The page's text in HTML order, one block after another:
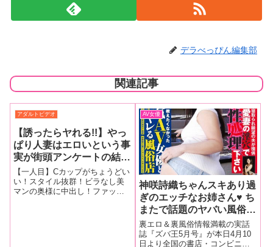
デラべっぴん編集部
関連記事
アダルトビデオ
【誘ったらヤれる!!】やっ
ぱり人妻はエロいという事
実が街頭アンケートの結果
で確定！！
【一人目】Cカップがちょうどい
い！スタイル抜群！ビラなし美
マンの奥様に中出し！ファッシ
AV女優
神咲詩織ちゃんスキあり過
ぎのエッチなお姉さん♥ ち
またで話題のヤバい風俗に
チン凸潜入７連発！！
etc…『ズバ王5月号』本日
裏エロ＆裏風俗情報満載の実話
誌『ズバ王5月号』が本日4月10
日より全国の書店・コンビニに